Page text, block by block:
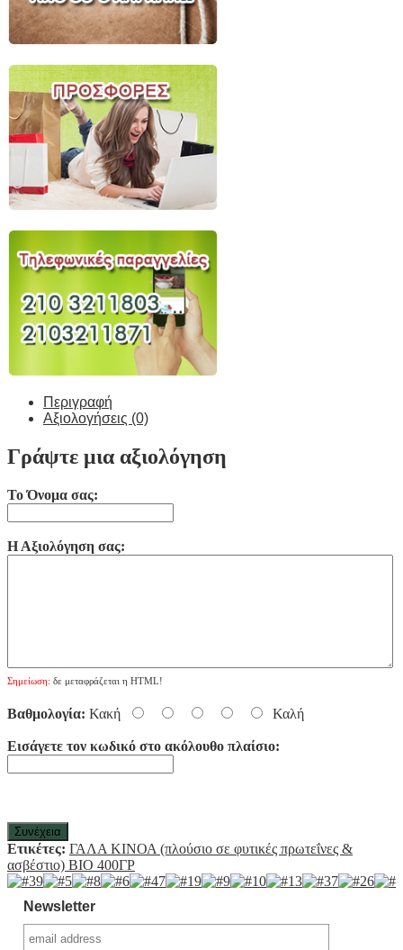
Περιγραφή
Αξιολογήσεις (0)
Γράψτε μια αξιολόγηση
Το Όνομα σας:
Η Αξιολόγηση σας:
Σημείωση: δε μεταφράζεται η HTML!
Βαθμολογία: Κακή Καλή
Εισάγετε τον κωδικό στο ακόλουθο πλαίσιο:
Συνέχεια
Ετικέτες: ΓΑΛΑ ΚΙΝΟΑ (πλούσιο σε φυτικές πρωτεΐνες &
ασβέστιο) ΒΙΟ 400ΓΡ
Newsletter